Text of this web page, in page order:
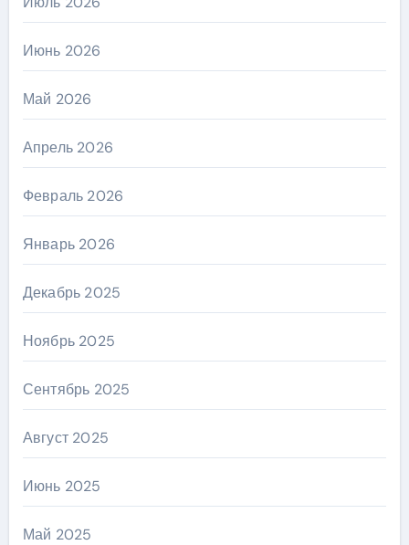
Июнь 2026
Май 2026
Апрель 2026
Февраль 2026
Январь 2026
Декабрь 2025
Ноябрь 2025
Сентябрь 2025
Август 2025
Июнь 2025
Май 2025